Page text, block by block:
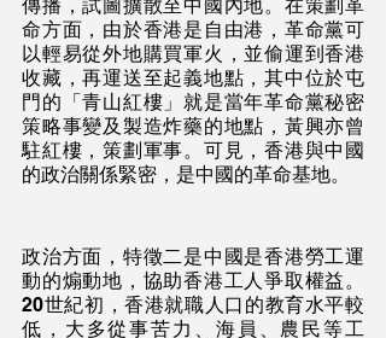
傳播，試圖擴散至中國內地。在策劃革
命方面，由於香港是自由港，革命黨可
以輕易從外地購買軍火，並偷運到香港
收藏，再運送至起義地點，其中位於屯
門的「青山紅樓」就是當年革命黨秘密
策略事變及製造炸藥的地點，黃興亦曾
駐紅樓，策劃軍事。可見，香港與中國
的政治關係緊密，是中國的革命基地。
政治方面，特徵二是中國是香港勞工運
動的煽動地，協助香港工人爭取權益。
20世紀初，香港就職人口的教育水平較
低，大多從事苦力、海員、農民等工